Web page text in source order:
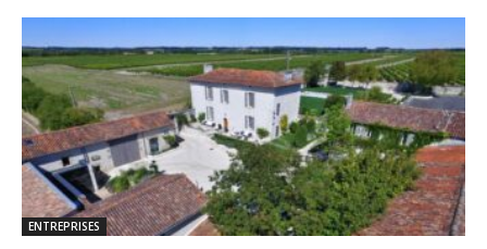
ENTREPRISES